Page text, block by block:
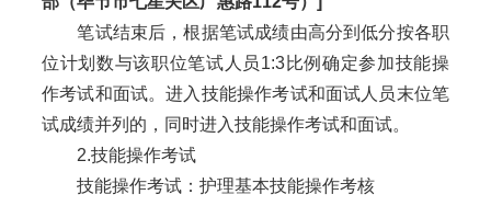
笔试结束后，根据笔试成绩由高分到低分按各职
位计划数与该职位笔试人员1:3比例确定参加技能操
作考试和面试。进入技能操作考试和面试人员末位笔
试成绩并列的，同时进入技能操作考试和面试。
2.技能操作考试
技能操作考试：护理基本技能操作考核